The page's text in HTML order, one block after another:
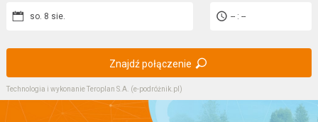
Technologia i wykonanieTeroplan S.A. (e-podróżnik.pl)
so. 8 sie. -- : --
Znajdź połączenie